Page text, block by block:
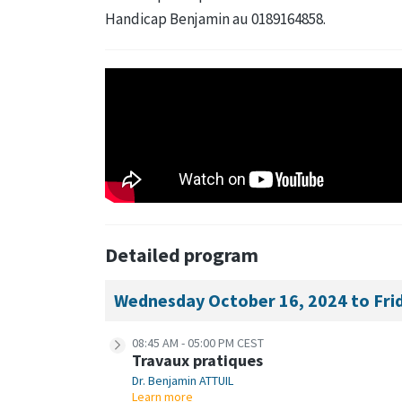
Handicap Benjamin au 0189164858.
Detailed program
Wednesday October 16, 2024 to
08:45 AM - 05:00 PM CEST
Travaux pratiques
Dr. Benjamin ATTUIL
Learn more